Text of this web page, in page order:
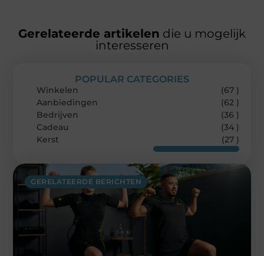
Gerelateerde artikelen die u mogelijk
interesseren
GERELATEERDE BERICHTEN
POPULAR CATEGORIES
Winkelen
(67 )
Aanbiedingen
(62 )
Bedrijven
(36 )
Cadeau
(34 )
Kerst
(27 )